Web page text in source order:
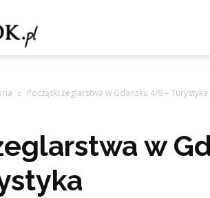
Początki żeglarstwa w Gdańsku 4/6 – Turystyka
w